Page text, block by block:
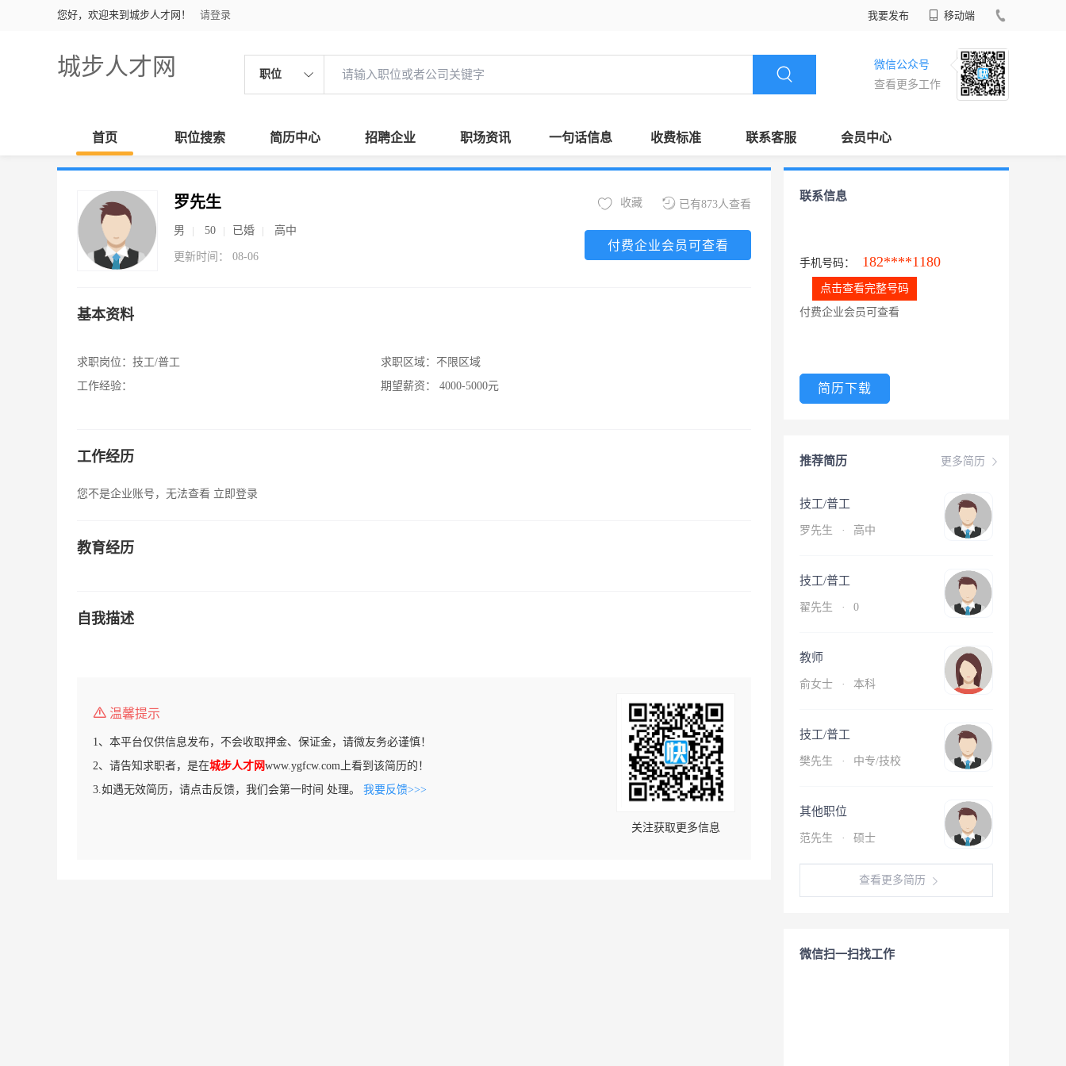
您好，欢迎来到城步人才网！ 请登录 我要发布 移动端
城步人才网 职位
微信公众号
查看更多工作
首页 职位搜索 简历中心 招聘企业 职场资讯 一句话信息 收费标准 联系客服 会员中心
罗先生
男 50 已婚 高中
更新时间： 08-06
已有873人查看
收藏
付费企业会员可查看
基本资料
求职岗位： 技工/普工
工作经验：
求职区域： 不限区域
期望薪资：
4000-5000元
工作经历
您不是企业账号，无法查看 立即登录
教育经历
自我描述
温馨提示
1、本平台仅供信息发布，不会收取押金、保证金，请微友务必谨慎！
2、请告知求职者，是在城步人才网www.ygfcw.com上看到该简历的！
3.如遇无效简历，请点击反馈，我们会第一时间 处理。 我要反馈>>>
关注获取更多信息
联系信息
手机号码： 182****1180
点击查看完整号码
付费企业会员可查看
简历下载
更多简历
推荐简历
技工/普工
罗先生 · 高中
技工/普工
翟先生 · 0
教师
俞女士 · 本科
技工/普工
樊先生 · 中专/技校
其他职位
范先生 · 硕士
查看更多简历
微信扫一扫找工作